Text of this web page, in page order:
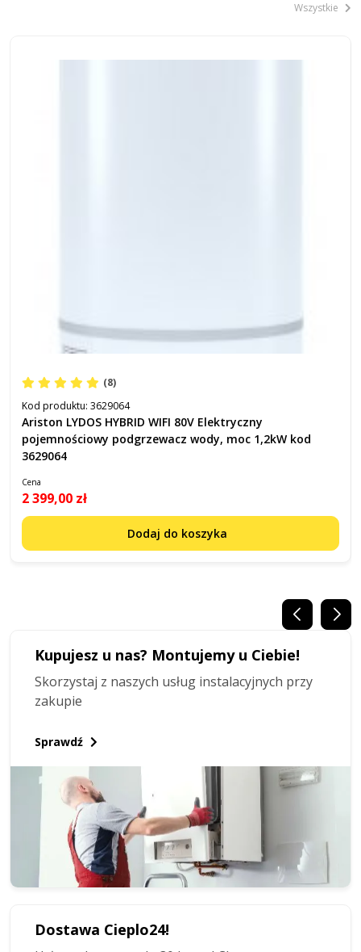
Wszystkie
(8)
Kod produktu: 3629064
Ariston LYDOS HYBRID WIFI 80V Elektryczny
pojemnościowy podgrzewacz wody, moc 1,2kW kod
3629064
Cena
2 399,00 zł
Dodaj do koszyka
Kupujesz u nas? Montujemy u Ciebie!
Skorzystaj z naszych usług instalacyjnych przy
zakupie
Sprawdź
Dostawa Cieplo24!